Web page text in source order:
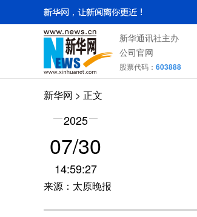
新华通讯社主办
公司官网
股票代码： 603888
新华网 > 正文
2025
07/30
14:59:27
来源：太原晚报